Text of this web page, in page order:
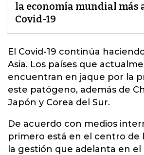
la economía mundial más
Covid-19
El Covid-19 continúa
Asia. Los países que
encuentran en jaque por la
este patógeno, además de
Japón y Corea del Sur.
De acuerdo con medios
primero está en el centro de
la gestión que adelanta en el